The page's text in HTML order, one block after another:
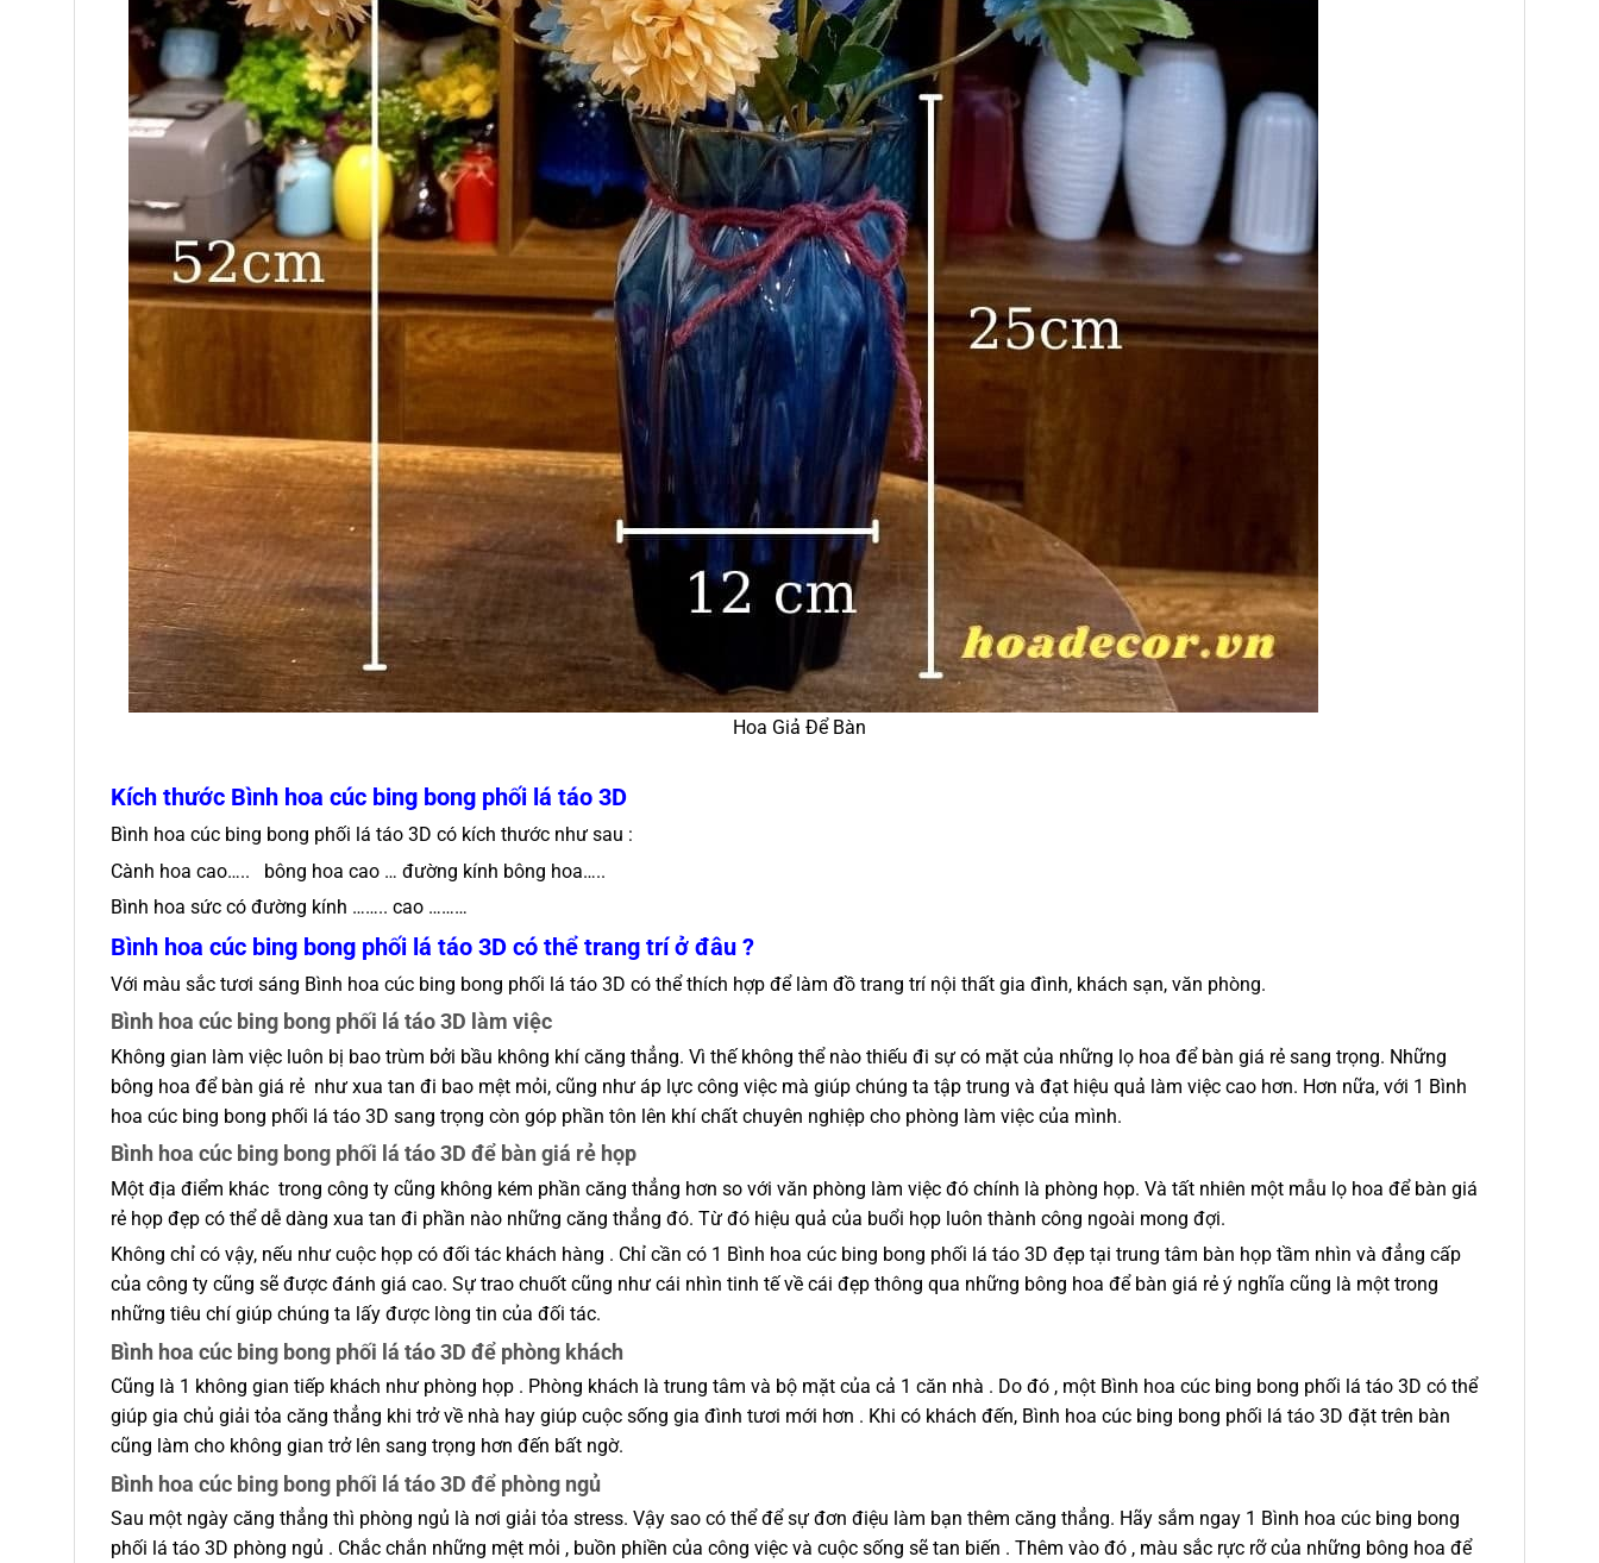
Hoa Giả Để Bàn
Kích thước Bình hoa cúc bing bong phối lá táo 3D
Bình hoa cúc bing bong phối lá táo 3D có kích thước như sau :
Cành hoa cao….. bông hoa cao … đường kính bông hoa…..
Bình hoa sức có đường kính …….. cao ………
Bình hoa cúc bing bong phối lá táo 3D có thể trang trí ở đâu ?
Với màu sắc tươi sáng Bình hoa cúc bing bong phối lá táo 3D có thể thích hợp để làm đồ trang trí nội thất gia đình, khách sạn, văn phòng.
Bình hoa cúc bing bong phối lá táo 3D làm việc
Không gian làm việc luôn bị bao trùm bởi bầu không khí căng thẳng. Vì thế không thể nào thiếu đi sự có mặt của những lọ hoa để bàn giá rẻ sang trọng. Những
bông hoa để bàn giá rẻ như xua tan đi bao mệt mỏi, cũng như áp lực công việc mà giúp chúng ta tập trung và đạt hiệu quả làm việc cao hơn. Hơn nữa, với 1 Bình
hoa cúc bing bong phối lá táo 3D sang trọng còn góp phần tôn lên khí chất chuyên nghiệp cho phòng làm việc của mình.
Bình hoa cúc bing bong phối lá táo 3D để bàn giá rẻ họp
Một địa điểm khác trong công ty cũng không kém phần căng thẳng hơn so với văn phòng làm việc đó chính là phòng họp. Và tất nhiên một mẫu lọ hoa để bàn giá
rẻ họp đẹp có thể dễ dàng xua tan đi phần nào những căng thẳng đó. Từ đó hiệu quả của buổi họp luôn thành công ngoài mong đợi.
Không chỉ có vậy, nếu như cuộc họp có đối tác khách hàng . Chỉ cần có 1 Bình hoa cúc bing bong phối lá táo 3D đẹp tại trung tâm bàn họp tầm nhìn và đẳng cấp
của công ty cũng sẽ được đánh giá cao. Sự trao chuốt cũng như cái nhìn tinh tế về cái đẹp thông qua những bông hoa để bàn giá rẻ ý nghĩa cũng là một trong
những tiêu chí giúp chúng ta lấy được lòng tin của đối tác.
Bình hoa cúc bing bong phối lá táo 3D để phòng khách
Cũng là 1 không gian tiếp khách như phòng họp . Phòng khách là trung tâm và bộ mặt của cả 1 căn nhà . Do đó , một Bình hoa cúc bing bong phối lá táo 3D có thể
giúp gia chủ giải tỏa căng thẳng khi trở về nhà hay giúp cuộc sống gia đình tươi mới hơn . Khi có khách đến, Bình hoa cúc bing bong phối lá táo 3D đặt trên bàn
cũng làm cho không gian trở lên sang trọng hơn đến bất ngờ.
Bình hoa cúc bing bong phối lá táo 3D để phòng ngủ
Sau một ngày căng thẳng thì phòng ngủ là nơi giải tỏa stress. Vậy sao có thể để sự đơn điệu làm bạn thêm căng thẳng. Hãy sắm ngay 1 Bình hoa cúc bing bong
phối lá táo 3D phòng ngủ . Chắc chắn những mệt mỏi , buồn phiền của công việc và cuộc sống sẽ tan biến . Thêm vào đó , màu sắc rực rỡ của những bông hoa để